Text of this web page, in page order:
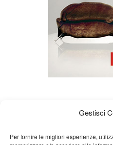
Gestisci
Per fornire le migliori esperienze,